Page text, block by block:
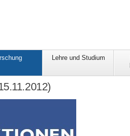
Lehre und Studium